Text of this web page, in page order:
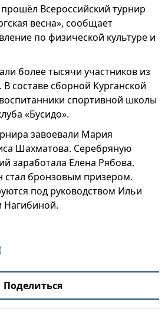
Всероссийский турнир
весна», сообщает
по физической культуре и
более тысячи участников из
составе сборной Курганской
спортивной школы
«Бусидо».
завоевали Мария
Шахматова. Серебряную
заработала Елена Рябова.
бронзовым призером.
под руководством Ильи
Нагибиной.
Поделиться